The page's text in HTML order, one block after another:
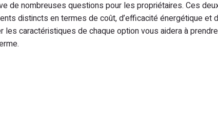
de nombreuses questions pour les propriétaires. Ces
distincts en termes de coût, d’efficacité énergétique et
caractéristiques de chaque option vous aidera à